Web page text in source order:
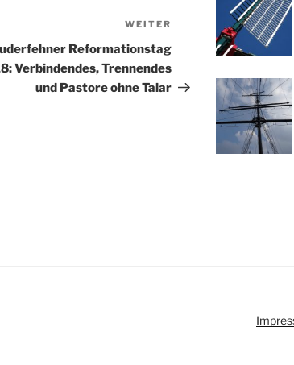
Nächster
Beitrag
WEITER
Reformationstag
Verbindendes, Trennendes
und Pastore ohne Talar